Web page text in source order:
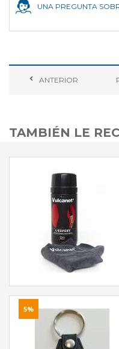
UNA PREGUNTA
ANTERIOR
TAMBIÉN LE
5%